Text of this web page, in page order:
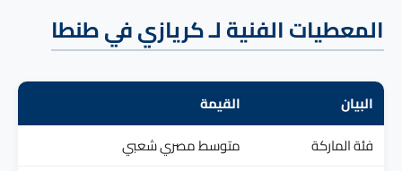
المعطيات الفنية لـ كريازي في طنطا
البيان
القيمة
فئة الماركة
متوسط مصري شعبي